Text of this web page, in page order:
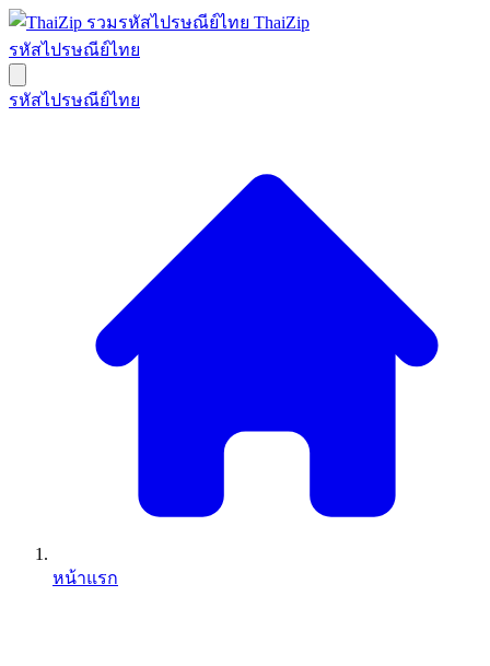
ThaiZip
รหัสไปรษณีย์ไทย
รหัสไปรษณีย์ไทย
หน้าแรก